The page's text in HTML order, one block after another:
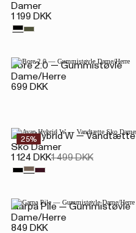
Damer
1 199 DKK
Bore 2.0 — Gummistøvle
Dame/Herre
699 DKK
25%
Avan Hybrid W — Vandtætte
Sko Damer
1 124 DKK1 499 DKK
Garpa Pile — Gummistøvle
Dame/Herre
849 DKK